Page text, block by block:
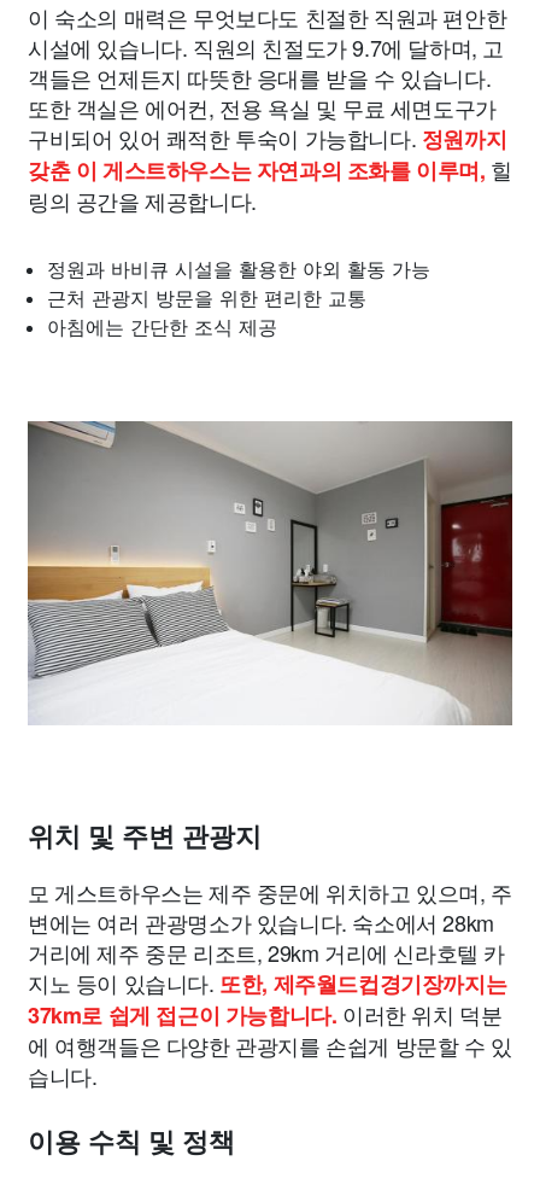
이 숙소의 매력은 무엇보다도 친절한 직원과 편안한
시설에 있습니다. 직원의 친절도가 9.7에 달하며, 고
객들은 언제든지 따뜻한 응대를 받을 수 있습니다.
또한 객실은 에어컨, 전용 욕실 및 무료 세면도구가
구비되어 있어 쾌적한 투숙이 가능합니다. 정원까지
갖춘 이 게스트하우스는 자연과의 조화를 이루며, 힐
링의 공간을 제공합니다.
정원과 바비큐 시설을 활용한 야외 활동 가능
근처 관광지 방문을 위한 편리한 교통
아침에는 간단한 조식 제공
위치 및 주변 관광지
모 게스트하우스는 제주 중문에 위치하고 있으며, 주
변에는 여러 관광명소가 있습니다. 숙소에서 28km
거리에 제주 중문 리조트, 29km 거리에 신라호텔 카
지노 등이 있습니다. 또한, 제주월드컵경기장까지는
37km로 쉽게 접근이 가능합니다. 이러한 위치 덕분
에 여행객들은 다양한 관광지를 손쉽게 방문할 수 있
습니다.
이용 수칙 및 정책